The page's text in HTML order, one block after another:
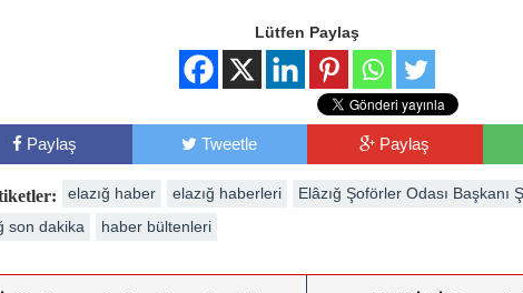
Lütfen Paylaş
Paylaş Tweetle Paylaş
elazığ haber elazığ haberleri
Elâzığ Şoförler Odası Başkanı
son dakika
haber bültenleri